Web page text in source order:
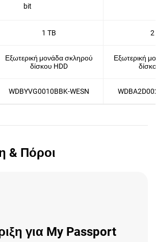
bit
1 TB 2
Εξωτερική μονάδα σκληρού
δίσκου HDD
Εξωτερική
WDBYVG0010BBK-WESN
& Πόροι
για My Passport